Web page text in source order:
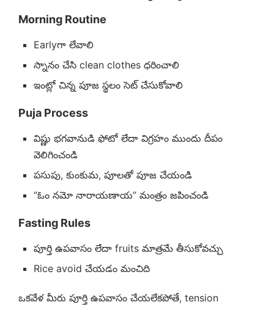
Morning Routine
Earlyగా లేవాలి
స్నానం చేసి clean clothes ధరించాలి
ఇంట్లో చిన్న పూజ స్థలం సెట్ చేసుకోవాలి
Puja Process
విష్ణు భగవానుడి ఫోటో లేదా విగ్రహం ముందు దీపం
వెలిగించండి
పసుపు, కుంకుమ, పూలతో పూజ చేయండి
“ఓం నమో నారాయణాయ” మంత్రం జపించండి
Fasting Rules
పూర్తి ఉపవాసం లేదా fruits మాత్రమే తీసుకోవచ్చు
Rice avoid చేయడం మంచిది
ఒకవేళ మీరు పూర్తి ఉపవాసం చేయలేకపోతే, tension